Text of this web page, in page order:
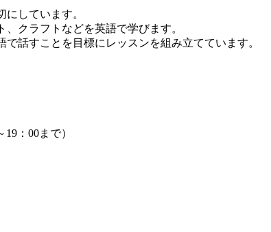
しています。
クラフトなどを英語で学びます。
話すことを目標にレッスンを組み立てています。
：00まで）